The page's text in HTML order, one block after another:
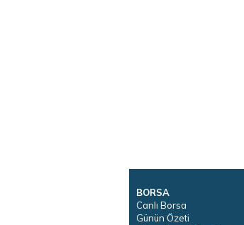
BORSA
Canlı Borsa
Günün Özeti